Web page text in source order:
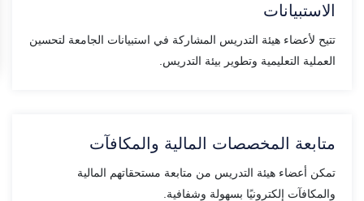
الاستبيانات
تتيح لأعضاء هيئة التدريس المشاركة في استبيانات الجامعة لتحسين
العملية التعليمية وتطوير بيئة التدريس.
متابعة المخصصات المالية والمكافآت
تمكن أعضاء هيئة التدريس من متابعة مستحقاتهم المالية
والمكافآت إلكترونيًا بسهولة وشفافية.